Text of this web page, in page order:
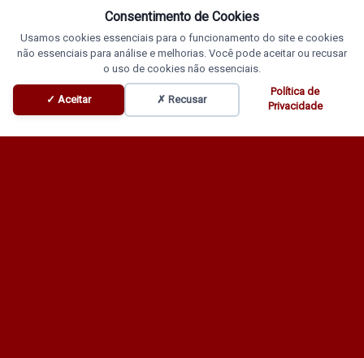
Programação
Consentimento de Cookies
Usamos cookies essenciais para o funcionamento do site e cookies
não essenciais para análise e melhorias. Você pode aceitar ou recusar
o uso de cookies não essenciais.
✓ Aceitar ✗ Recusar
Política de
Privacidade